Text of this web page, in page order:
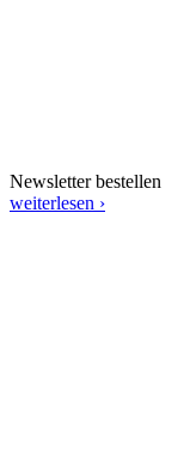
Newsletter bestellen
weiterlesen ›